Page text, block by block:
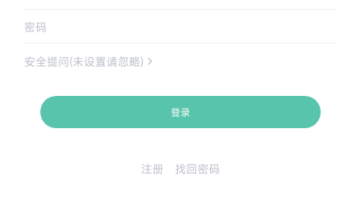
密码
安全提问(未设置请忽略)
登录
注册 找回密码